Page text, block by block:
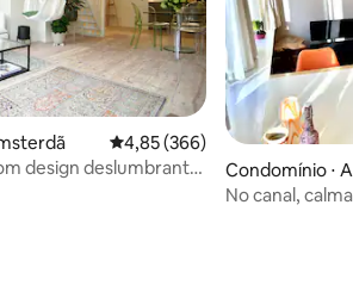
5, 275 avaliações
4,85 de uma avaliação média
4,85 (366)
design deslumbrante,
Condomínio ⋅
No canal,